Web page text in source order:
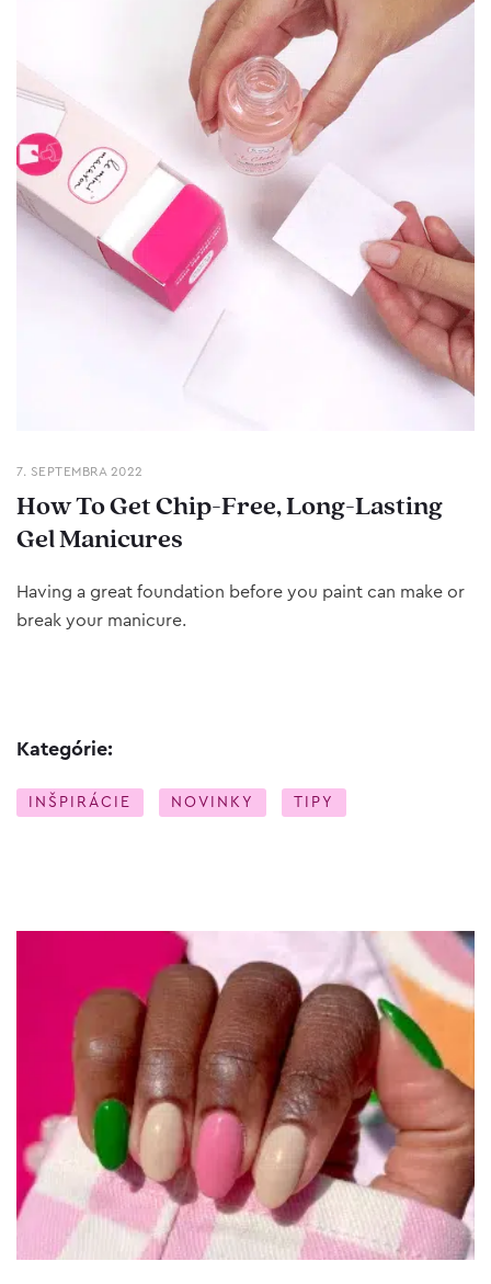
7. SEPTEMBRA 2022
How To Get Chip-Free, Long-Lasting
Gel Manicures
Having a great foundation before you paint can make or
break your manicure.
Kategórie:
INŠPIRÁCIE NOVINKY TIPY